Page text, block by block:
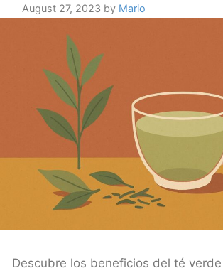
August 27, 2023 by Mario
Descubre los beneficios del té